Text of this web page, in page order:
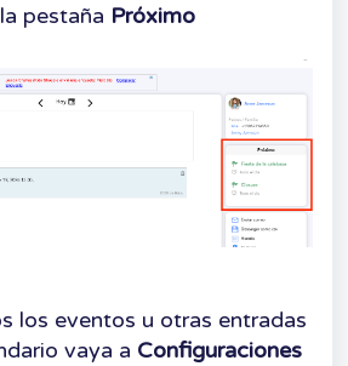
pestaña Próximo
los eventos u otras entradas
vaya a Configuraciones